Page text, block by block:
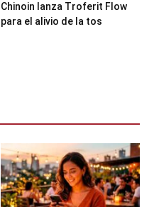
Chinoin lanza Troferit Flow
para el alivio de la tos